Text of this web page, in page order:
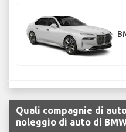
Quali compagnie di
noleggio di auto di